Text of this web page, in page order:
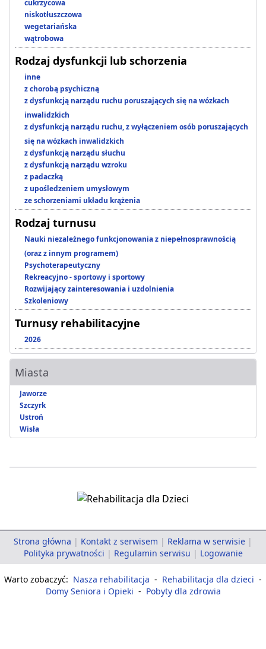
cukrzycowa
niskotłuszczowa
wegetariańska
wątrobowa
Rodzaj dysfunkcji lub schorzenia
inne
z chorobą psychiczną
z dysfunkcją narządu ruchu poruszających się na wózkach
inwalidzkich
z dysfunkcją narządu ruchu, z wyłączeniem osób poruszających
się na wózkach inwalidzkich
z dysfunkcją narządu słuchu
z dysfunkcją narządu wzroku
z padaczką
z upośledzeniem umysłowym
ze schorzeniami układu krążenia
Rodzaj turnusu
Nauki niezależnego funkcjonowania z niepełnosprawnością
(oraz z innym programem)
Psychoterapeutyczny
Rekreacyjno - sportowy i sportowy
Rozwijający zainteresowania i uzdolnienia
Szkoleniowy
Turnusy rehabilitacyjne
2026
Miasta
Jaworze
Szczyrk
Ustroń
Wisła
Strona główna | Kontakt z serwisem | Reklama w serwisie |
Polityka prywatności | Regulamin serwisu | Logowanie
Warto zobaczyć: Nasza rehabilitacja - Rehabilitacja dla dzieci -
Domy Seniora i Opieki - Pobyty dla zdrowia